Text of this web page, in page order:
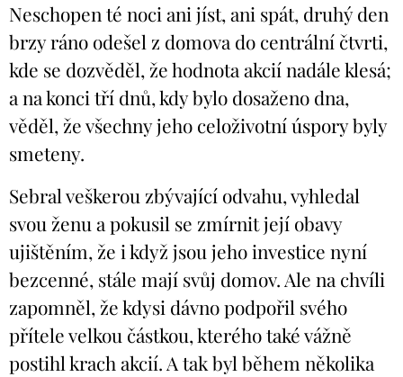
Neschopen té noci ani jíst, ani spát, druhý den
brzy ráno odešel z domova do centrální čtvrti,
kde se dozvěděl, že hodnota akcií nadále klesá;
a na konci tří dnů, kdy bylo dosaženo dna,
věděl, že všechny jeho celoživotní úspory byly
smeteny.
Sebral veškerou zbývající odvahu, vyhledal
svou ženu a pokusil se zmírnit její obavy
ujištěním, že i když jsou jeho investice nyní
bezcenné, stále mají svůj domov. Ale na chvíli
zapomněl, že kdysi dávno podpořil svého
přítele velkou částkou, kterého také vážně
postihl krach akcií. A tak byl během několika